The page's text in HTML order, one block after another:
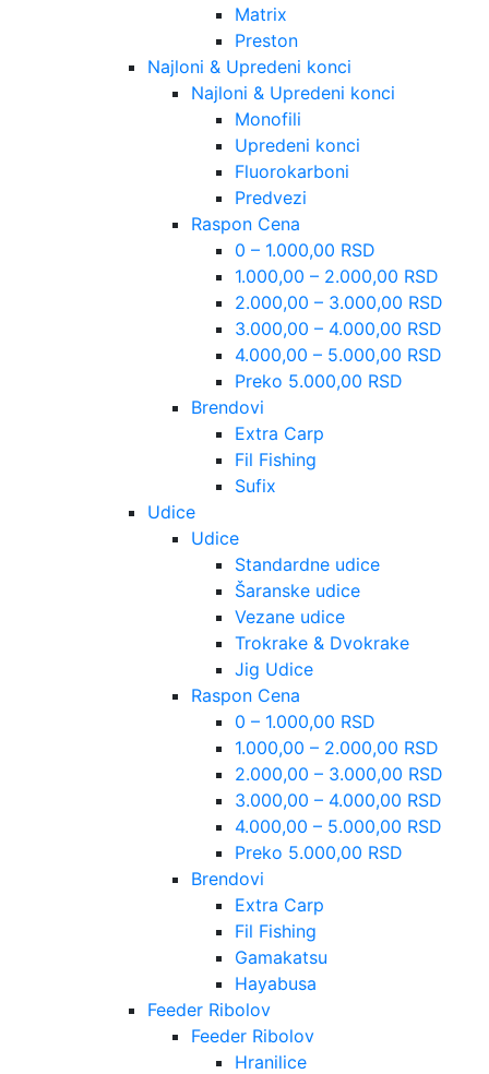
Matrix
Preston
Najloni & Upredeni konci
Najloni & Upredeni konci
Monofili
Upredeni konci
Fluorokarboni
Predvezi
Raspon Cena
0 – 1.000,00 RSD
1.000,00 – 2.000,00 RSD
2.000,00 – 3.000,00 RSD
3.000,00 – 4.000,00 RSD
4.000,00 – 5.000,00 RSD
Preko 5.000,00 RSD
Brendovi
Extra Carp
Fil Fishing
Sufix
Udice
Udice
Standardne udice
Šaranske udice
Vezane udice
Trokrake & Dvokrake
Jig Udice
Raspon Cena
0 – 1.000,00 RSD
1.000,00 – 2.000,00 RSD
2.000,00 – 3.000,00 RSD
3.000,00 – 4.000,00 RSD
4.000,00 – 5.000,00 RSD
Preko 5.000,00 RSD
Brendovi
Extra Carp
Fil Fishing
Gamakatsu
Hayabusa
Feeder Ribolov
Feeder Ribolov
Hranilice